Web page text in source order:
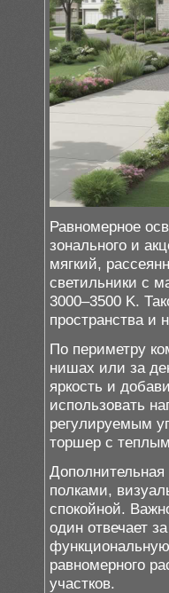
Равномерное
зонального и
мягкий,
светильники с
3000–3500 K.
пространства и
По периметру
нишах или за
яркость и
использовать
регулируемым
торшер с
полками,
спокойной.
один отвечает
функциональную
равномерного
участков.